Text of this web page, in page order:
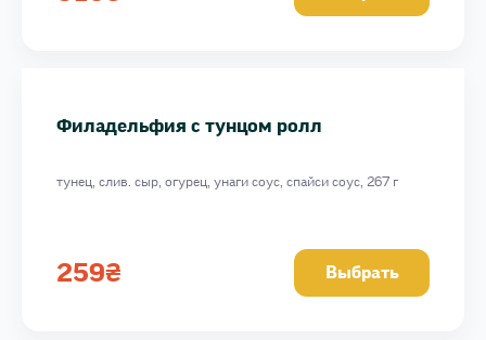
Филадельфия с тунцом ролл
тунец, слив. сыр, огурец, унаги соус, спайси соус, 267 г
259₴ Выбрать